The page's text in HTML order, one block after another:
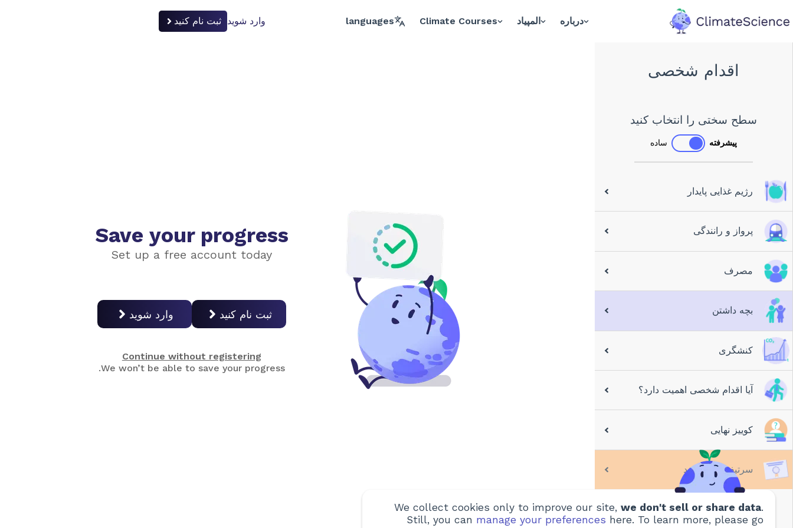
back to home
Climate Courses المپیاد درباره languages وارد شوید ثبت نام کنید
اقدام شخصی
سطح سختی را انتخاب کنید
ساده پیشرفته
رژیم غذایی پایدار
پرواز و رانندگی
مصرف
بچه داشتن
کنشگری
آیا اقدام شخصی اهمیت دارد؟
کوییز نهایی
سرتیفیکیت بگیرید
درست شده توسط
Save your progress
Set up a free account today
ثبت نام کنید وارد شوید
Continue without registering
We won’t be able to save your progress.
We collect cookies only to improve our site, we don't sell or share data.
Still, you can manage your preferences here. To learn more, please go